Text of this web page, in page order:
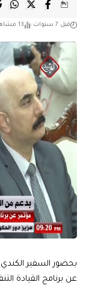
قبل 7 سنوات 13 مشاهدات
بحضور السفير
عن برنامج القيادة